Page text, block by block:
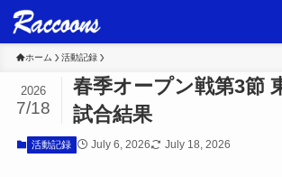
ホーム 活動記録
春季オープン戦第3節
試合結果
2026
7/18
活動記録 July 6, 2026 July 18, 2026